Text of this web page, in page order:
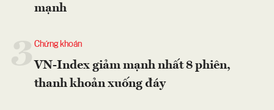
mạnh
Chứng khoán
VN-Index giảm mạnh nhất 8 phiên,
thanh khoản xuống đáy